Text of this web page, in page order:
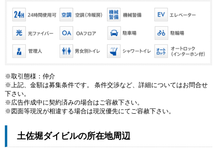
※取引態様：仲介
※上記、金額は募集条件です。 条件交渉など、詳細についてはお問合せ
下さい。
※広告作成中に契約済みの場合はご容赦下さい。
※図面等現況が相違する場合は現況優先にてご容赦下さい。
土佐堀ダイビルの所在地周辺